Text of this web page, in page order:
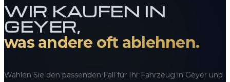
WIR KAUFEN IN
GEYER,
was andere oft ablehnen.
Wählen Sie den passenden Fall für Ihr Fahrzeug in Geyer und